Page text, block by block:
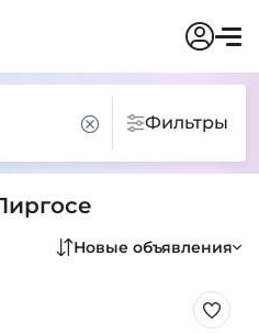
Фильтры
Новые объявления